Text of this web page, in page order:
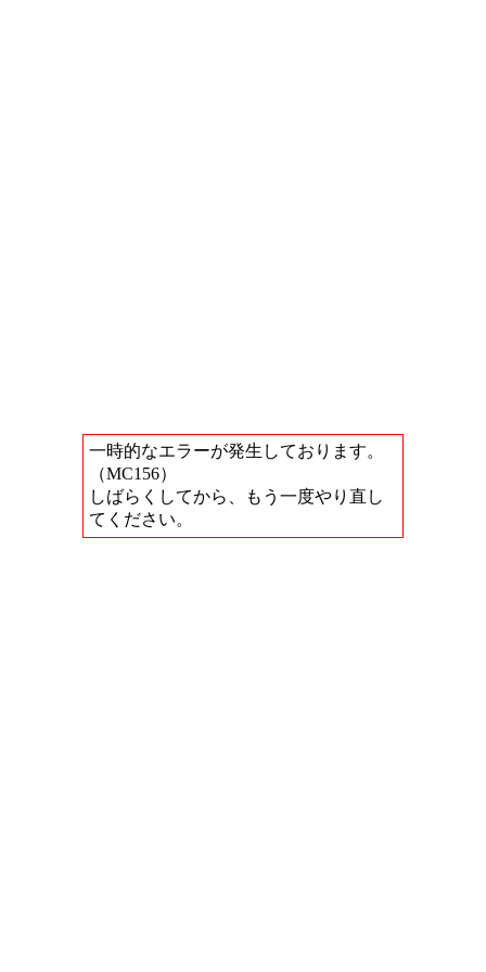
一時的なエラーが発生しております。
（MC156）
しばらくしてから、もう一度やり直し
てください。